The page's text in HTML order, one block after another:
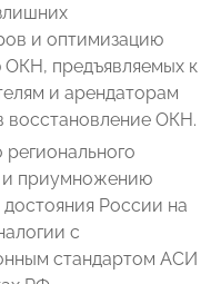
и оптимизацию
предъявляемых к
и арендаторам
восстановление ОКН.
и приумножению
России на
с
стандартом АСИ